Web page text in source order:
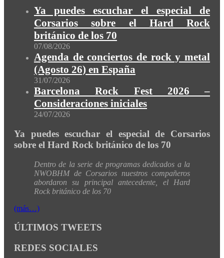
Ya puedes escuchar el especial de
Corsarios sobre el Hard Rock
británico de los 70
07/08/2026
Agenda de conciertos de rock y metal
(Agosto 26) en España
31/07/2026
Barcelona Rock Fest 2026 –
Consideraciones iniciales
24/07/2026
Ya puedes escuchar el especial de Corsarios
sobre el Hard Rock británico de los 70
Dentro de la serie de programas dedicados a la
NWOBHM de Corsarios nuestros compañeros
abordaron su principal antecedente, el Hard
Rock británico de los 70
(más…)
ÚLTIMOS TWEETS
REDES SOCIALES